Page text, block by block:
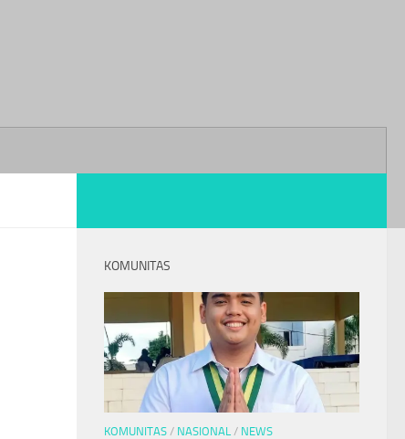
KOMUNITAS
KOMUNITAS / NASIONAL / NEWS